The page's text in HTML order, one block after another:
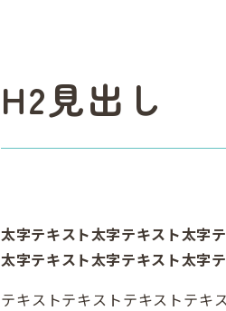
H2見出し
太字テキスト太字テキスト太字
太字テキスト太字テキスト太字
テキストテキストテキストテキ